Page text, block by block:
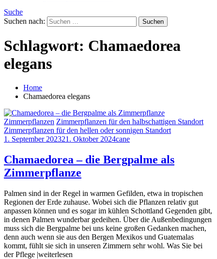
Suche
Suchen nach:
Schlagwort: Chamaedorea
elegans
Home
Chamaedorea elegans
Zimmerpflanzen Zimmerpflanzen für den halbschattigen Standort
Zimmerpflanzen für den hellen oder sonnigen Standort
1. September 202321. Oktober 2024cane
Chamaedorea – die Bergpalme als
Zimmerpflanze
Palmen sind in der Regel in warmen Gefilden, etwa in tropischen
Regionen der Erde zuhause. Wobei sich die Pflanzen relativ gut
anpassen können und es sogar im kühlen Schottland Gegenden gibt,
in denen Palmen wunderbar gedeihen. Über die Außenbedingungen
muss sich die Bergpalme bei uns keine großen Gedanken machen,
denn auch wenn sie aus den Bergen Mexikos und Guatemalas
kommt, fühlt sie sich in unseren Zimmern sehr wohl. Was Sie bei
der Pflege |weiterlesen